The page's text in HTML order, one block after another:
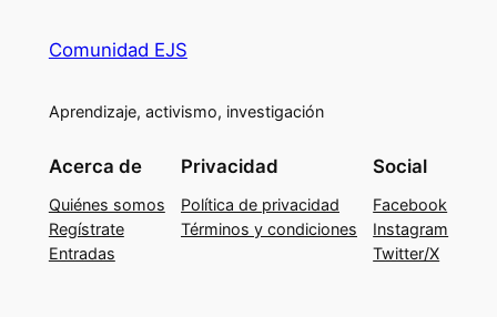
Comunidad EJS
Aprendizaje, activismo, investigación
Acerca de
Quiénes somos
Regístrate
Entradas
Privacidad
Política de privacidad
Términos y condiciones
Social
Facebook
Instagram
Twitter/X